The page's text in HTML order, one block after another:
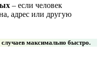
– если человек
адрес или другую
случаев максимально быстро.